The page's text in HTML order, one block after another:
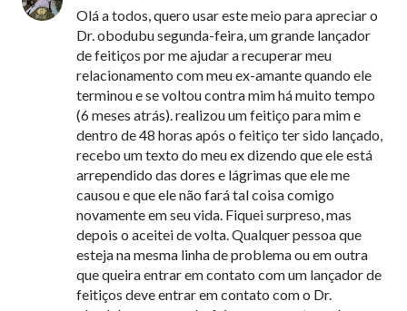
Olá a todos, quero usar este meio para apreciar o
Dr. obodubu segunda-feira, um grande lançador
de feitiços por me ajudar a recuperar meu
relacionamento com meu ex-amante quando ele
terminou e se voltou contra mim há muito tempo
(6 meses atrás). realizou um feitiço para mim e
dentro de 48 horas após o feitiço ter sido lançado,
recebo um texto do meu ex dizendo que ele está
arrependido das dores e lágrimas que ele me
causou e que ele não fará tal coisa comigo
novamente em seu vida. Fiquei surpreso, mas
depois o aceitei de volta. Qualquer pessoa que
esteja na mesma linha de problema ou em outra
que queira entrar em contato com um lançador de
feitiços deve entrar em contato com o Dr.